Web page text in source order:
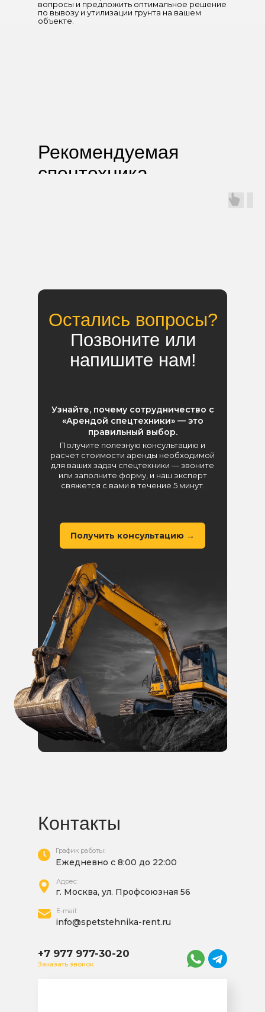
вопросы и предложить оптимальное решение
по вывозу и утилизации грунта на вашем
объекте.
Рекомендуемая
спецтехника
Узнайте, почему сотрудничество с
«Арендой спецтехники» — это
правильный выбор.
Получите полезную консультацию и
расчет стоимости аренды необходимой
для ваших задач спецтехники — звоните
или заполните форму, и наш эксперт
свяжется с вами в течение 5 минут.
Остались вопросы?
Позвоните или
напишите нам!
Получить консультацию →
Контакты
+7 977 977-30-20
Заказать звонок
E-mail:
info@spetstehnika-rent.ru
Адрес:
г. Москва, ул. Профсоюзная 56
График работы:
Ежедневно с 8:00 до 22:00